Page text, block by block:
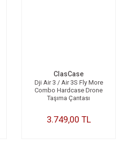
ClasCase
Dji Air 3 / Air 3S Fly More
Combo Hardcase Drone
Taşıma Çantası
3.749,00 TL